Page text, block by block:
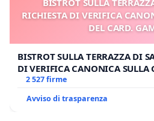
RICHIESTA DI VERIFICA
DEL CARD.
BISTROT SULLA TERRAZZA DI
DI VERIFICA CANONICA SULLA
GAMBETTI
2 527 firme
Avviso di trasparenza